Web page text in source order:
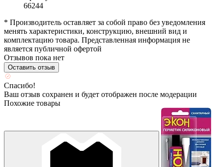
66244
* Производитель оставляет за собой право без уведомления
менять характеристики, конструкцию, внешний вид и
комплектацию товара. Представленная информация не
является публичной офертой
Отзывов пока нет
Оставить отзыв
Спасибо!
Ваш отзыв сохранен и будет отображен после модерации
Похожие товары